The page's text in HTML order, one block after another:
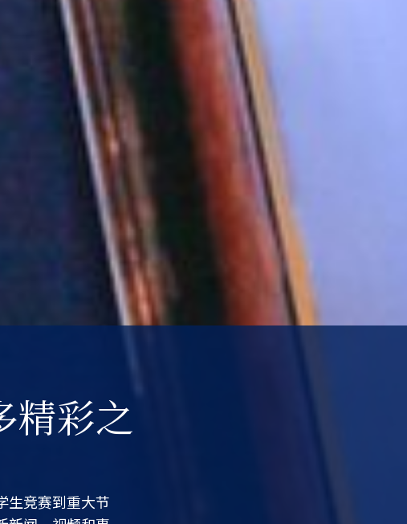
精彩之
生竞赛到重大节